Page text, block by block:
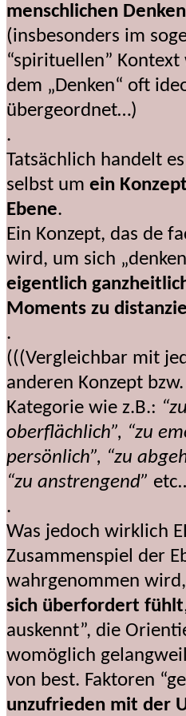
menschlichen
(insbesonders im
“spirituellen” Kontext
dem „Denken“ oft
übergeordnet…)
.
Tatsächlich handelt
selbst um ein
Ebene.
Ein Konzept, das de
wird, um sich
eigentlich
Moments zu
.
(((Vergleichbar mit
anderen Konzept
Kategorie wie z.B.:
oberflächlich”, “zu
persönlich”, “zu
“zu anstrengend”
.
Was jedoch wirklich
Zusammenspiel der
wahrgenommen
sich überfordert fühlt
auskennt”, die
womöglich
von best. Faktoren
unzufrieden mit der